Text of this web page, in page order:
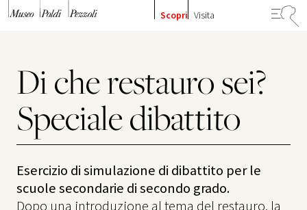
Vai al contenuto
Scopri Visita
Di che restauro sei?
Speciale dibattito
Esercizio di simulazione di dibattito per le
scuole secondarie di secondo grado.
Dopo una introduzione al tema del restauro, la